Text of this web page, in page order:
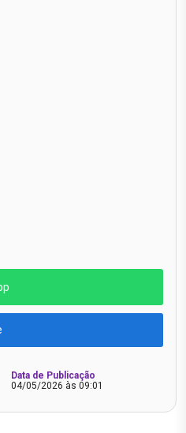
Data de Publicação
04/05/2026 às 09:01